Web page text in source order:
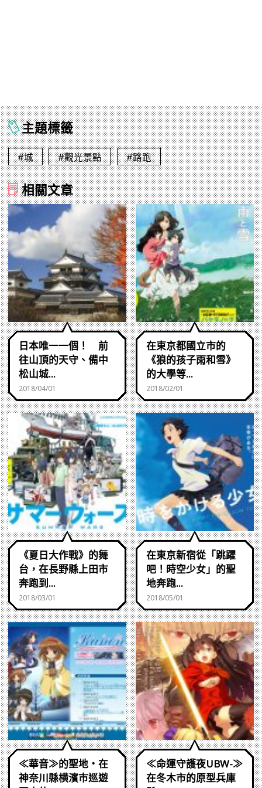
主題標籤
#城 #觀光景點 #路跑
相關文章
日本唯一一個！ 前
往山頂的天守、備中
松山城...
2018/04/01
在東京都國立市的
《狼的孩子雨和雪》
的大學等...
2018/02/01
《夏日大作戰》的舞
台，在長野縣上田市
奔跑到...
2018/03/01
在東京新宿從「跳躍
吧！時空少女」的聖
地奔跑...
2018/05/01
≪華音≫的聖地・在
神奈川縣横濱市巡遊
≪命運守護夜UBW-≫
在冬木市的原型兵庫